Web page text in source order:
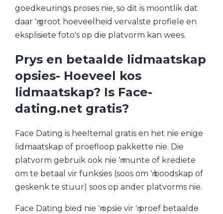
goedkeurings proses nie, so dit is moontlik dat
daar ŉ groot hoeveelheid vervalste profiele en
eksplisiete foto's op die platvorm kan wees.
Prys en betaalde lidmaatskap
opsies- Hoeveel kos
lidmaatskap? Is Face-
dating.net gratis?
Face Dating is heeltemal gratis en het nie enige
lidmaatskap of proefloop pakkette nie. Die
platvorm gebruik ook nie ŉ munte of krediete
om te betaal vir funksies (soos om ŉ boodskap of
geskenk te stuur) soos op ander platvorms nie.
Face Dating bied nie ŉ opsie vir ŉ proef betaalde